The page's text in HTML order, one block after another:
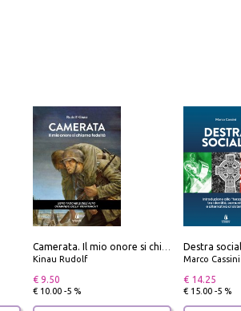
Camerata. Il mio onore si chiama fedeltà
Kinau Rudolf
€ 9.50
€ 10.00 -5 %
Marco Cassini
€ 14.25
€ 15.00 -5 %